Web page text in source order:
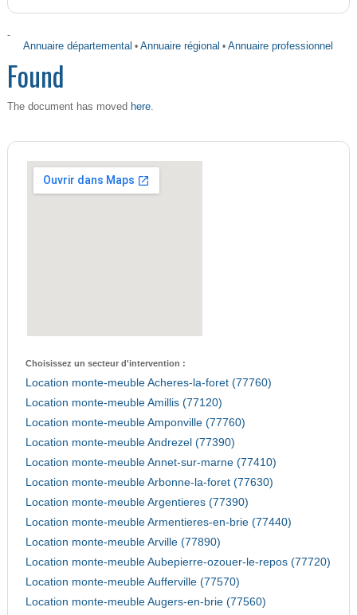
-
Annuaire départemental •Annuaire régional •Annuaire professionnel
Found
The document has moved here.
Choisissez un secteur d'intervention :
Location monte-meuble Acheres-la-foret (77760)
Location monte-meuble Amillis (77120)
Location monte-meuble Amponville (77760)
Location monte-meuble Andrezel (77390)
Location monte-meuble Annet-sur-marne (77410)
Location monte-meuble Arbonne-la-foret (77630)
Location monte-meuble Argentieres (77390)
Location monte-meuble Armentieres-en-brie (77440)
Location monte-meuble Arville (77890)
Location monte-meuble Aubepierre-ozouer-le-repos (77720)
Location monte-meuble Aufferville (77570)
Location monte-meuble Augers-en-brie (77560)